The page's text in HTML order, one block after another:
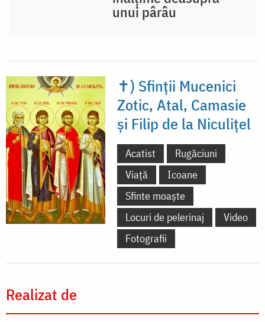
unui pârâu
✝) Sfinții Mucenici
Zotic, Atal, Camasie
și Filip de la Niculițel
Acatist
Rugăciuni
Viață
Icoane
Sfinte moaște
Locuri de pelerinaj
Video
Fotografii
Realizat de